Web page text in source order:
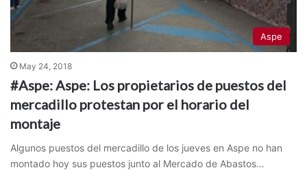
Aspe
May 24, 2018
#Aspe: Aspe: Los propietarios de puestos del
mercadillo protestan por el horario del
montaje
Algunos puestos del mercadillo de los jueves en Aspe no han
montado hoy sus puestos junto al Mercado de Abastos…